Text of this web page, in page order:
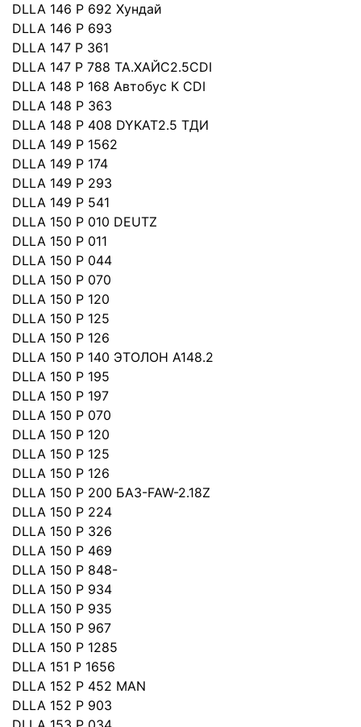
DLLA 146 P 692 Хундай
DLLA 146 P 693
DLLA 147 P 361
DLLA 147 P 788 ТА.ХАЙС2.5CDI
DLLA 148 P 168 Автобус К СDI
DLLA 148 P 363
DLLA 148 P 408 DYKAT2.5 TДИ
DLLA 149 P 1562
DLLA 149 P 174
DLLA 149 P 293
DLLA 149 P 541
DLLA 150 P 010 DEUTZ
DLLA 150 P 011
DLLA 150 P 044
DLLA 150 P 070
DLLA 150 P 120
DLLA 150 P 125
DLLA 150 P 126
DLLA 150 P 140 ЭТОЛОН А148.2
DLLA 150 P 195
DLLA 150 P 197
DLLA 150 P 070
DLLA 150 P 120
DLLA 150 P 125
DLLA 150 P 126
DLLA 150 P 200 БАЗ-FAW-2.18Z
DLLA 150 P 224
DLLA 150 P 326
DLLA 150 P 469
DLLA 150 P 848-
DLLA 150 P 934
DLLA 150 P 935
DLLA 150 P 967
DLLA 150 P 1285
DLLA 151 P 1656
DLLA 152 P 452 MAN
DLLA 152 P 903